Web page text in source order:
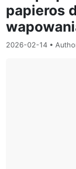
papieros
2026-02-14 •